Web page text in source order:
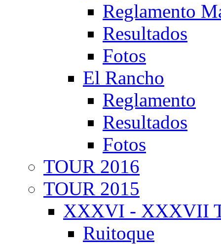
Reglamento
Resultados
Fotos
El Rancho
Reglamento
Resultados
Fotos
TOUR 2016
TOUR 2015
XXXVI - XXXVII
Ruitoque